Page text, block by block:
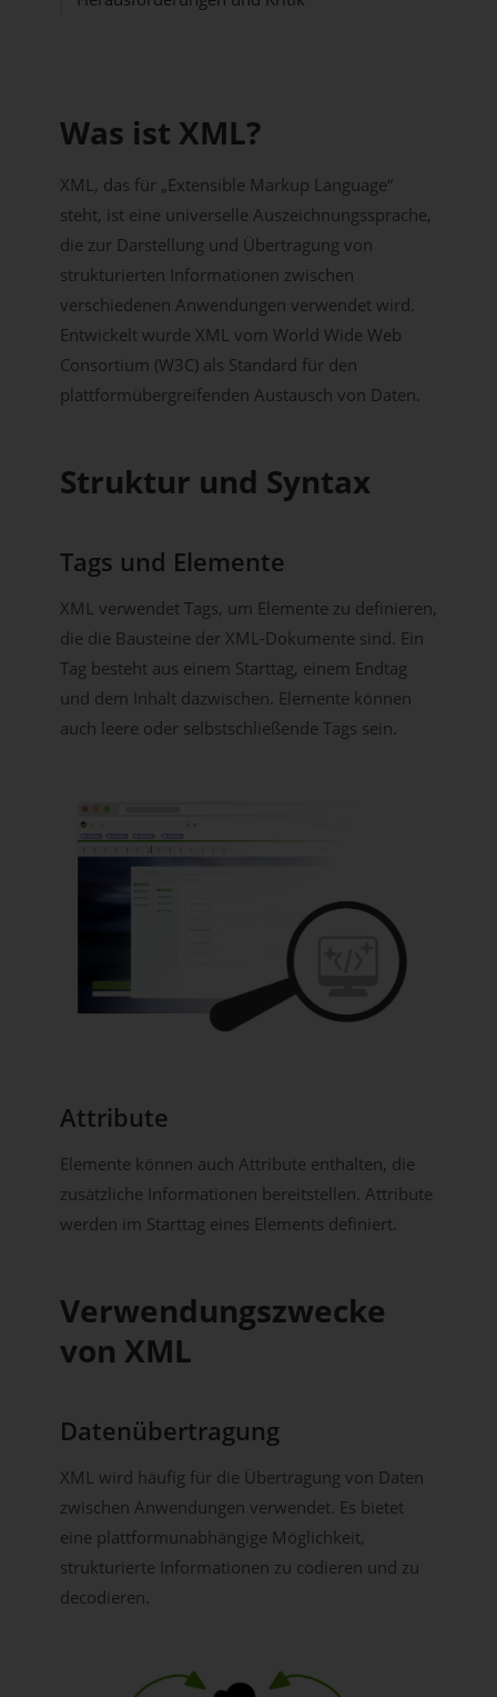
Was ist XML?
XML, das für „Extensible Markup Language“
steht, ist eine universelle Auszeichnungssprache,
die zur Darstellung und Übertragung von
strukturierten Informationen zwischen
verschiedenen Anwendungen verwendet wird.
Entwickelt wurde XML vom World Wide Web
Consortium (W3C) als Standard für den
plattformübergreifenden Austausch von Daten.
Struktur und Syntax
Tags und Elemente
XML verwendet Tags, um Elemente zu definieren,
die die Bausteine der XML-Dokumente sind. Ein
Tag besteht aus einem Starttag, einem Endtag
und dem Inhalt dazwischen. Elemente können
auch leere oder selbstschließende Tags sein.
Attribute
Elemente können auch Attribute enthalten, die
zusätzliche Informationen bereitstellen. Attribute
werden im Starttag eines Elements definiert.
Verwendungszwecke
von XML
Datenübertragung
XML wird häufig für die Übertragung von Daten
zwischen Anwendungen verwendet. Es bietet
eine plattformunabhängige Möglichkeit,
strukturierte Informationen zu codieren und zu
decodieren.